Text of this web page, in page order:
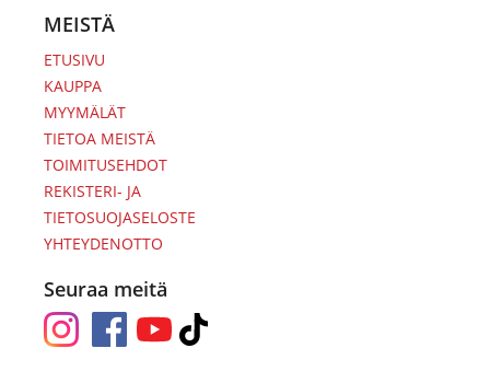
MEISTÄ
ETUSIVU
KAUPPA
MYYMÄLÄT
TIETOA MEISTÄ
TOIMITUSEHDOT
REKISTERI- JA
TIETOSUOJASELOSTE
YHTEYDENOTTO
Seuraa meitä